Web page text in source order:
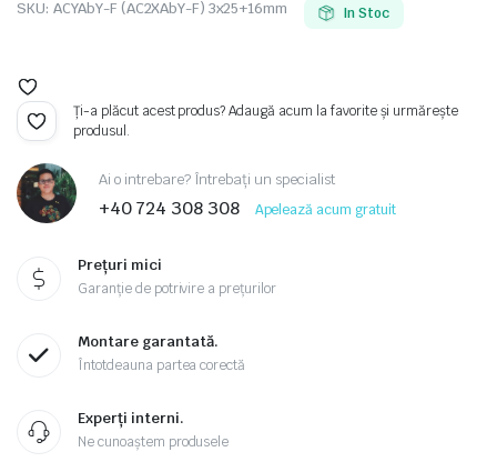
SKU: ACYAbY-F (AC2XAbY-F) 3x25+16mm In Stoc
Ți-a plăcut acest produs? Adaugă acum la favorite și urmărește
produsul.
Ai o intrebare? Întrebați un specialist
+40 724 308 308 Apelează acum gratuit
Prețuri mici
Garanție de potrivire a prețurilor
Montare garantată.
Întotdeauna partea corectă
Experți interni.
Ne cunoaștem produsele